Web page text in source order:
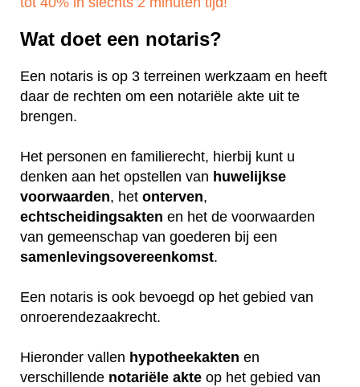
Wat doet een notaris?
Een notaris is op 3 terreinen werkzaam en heeft
daar de rechten om een notariële akte uit te
brengen.
Het personen en familierecht, hierbij kunt u
denken aan het opstellen van huwelijkse
voorwaarden, het onterven,
echtscheidingsakten en het de voorwaarden
van gemeenschap van goederen bij een
samenlevingsovereenkomst.
Een notaris is ook bevoegd op het gebied van
onroerendezaakrecht.
Hieronder vallen hypotheekakten en
verschillende notariële akte op het gebied van